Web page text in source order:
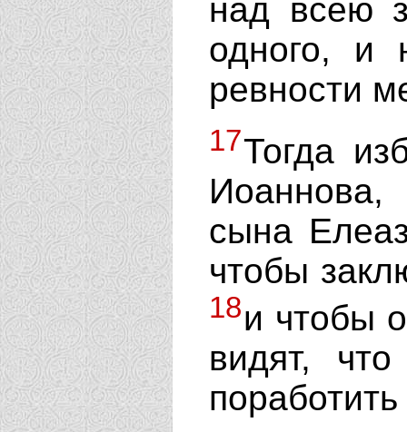
над всею
одного, и
ревности
17Тогда
сына
чтобы
18и чтобы
видят,